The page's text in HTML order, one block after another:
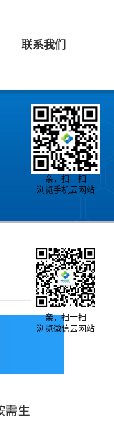
联系我们
亲，扫一扫
浏览手机云网站
亲，扫一扫
浏览微信云网站